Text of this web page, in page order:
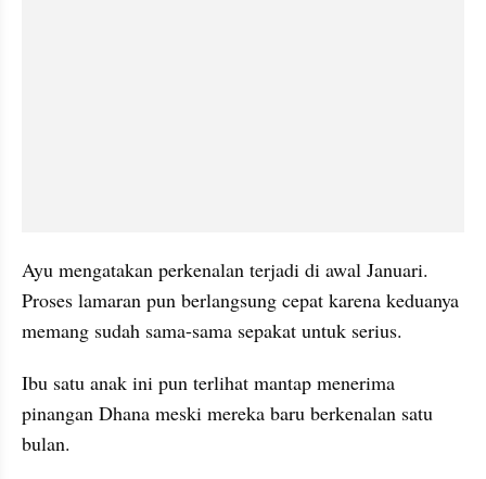
Ayu mengatakan perkenalan terjadi di awal Januari.
Proses lamaran pun berlangsung cepat karena keduanya
memang sudah sama-sama sepakat untuk serius.
Ibu satu anak ini pun terlihat mantap menerima
pinangan Dhana meski mereka baru berkenalan satu
bulan.